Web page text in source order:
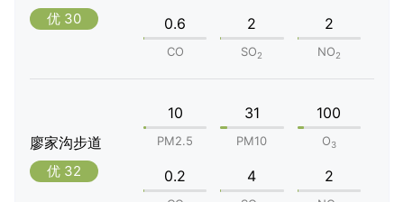
优 30 0.6
CO
2
SO2
2
NO2
廖家沟步道
优 32
10
PM2.5
31
PM10
100
O3
0.2 4 2